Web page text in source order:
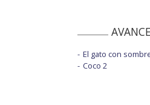
El gato con
Coco 2